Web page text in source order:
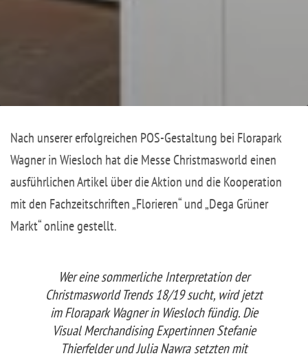
Nach unserer erfolgreichen POS-Gestaltung bei Florapark
Wagner in Wiesloch hat die Messe Christmasworld einen
ausführlichen Artikel über die Aktion und die Kooperation
mit den Fachzeitschriften „Florieren“ und „Dega Grüner
Markt“ online gestellt.
Wer eine sommerliche Interpretation der
Christmasworld Trends 18/19 sucht, wird jetzt
im Florapark Wagner in Wiesloch fündig. Die
Visual Merchandising Expertinnen Stefanie
Thierfelder und Julia Nawra setzten mit